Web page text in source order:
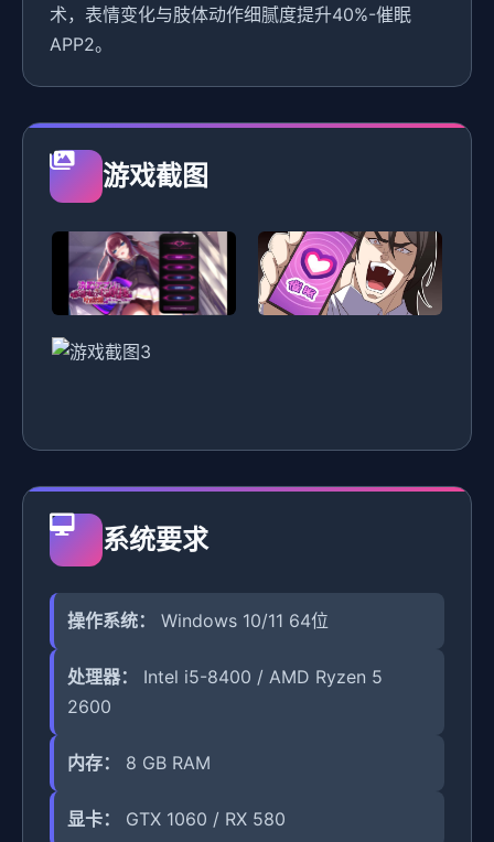
术，表情变化与肢体动作细腻度提升40%-催眠
APP2。
游戏截图
系统要求
操作系统： Windows 10/11 64位
处理器：
Intel i5-8400 / AMD Ryzen 5
2600
内存： 8 GB RAM
显卡： GTX 1060 / RX 580